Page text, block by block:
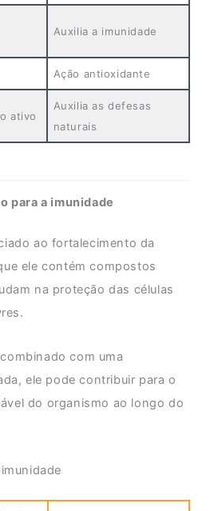
Auxilia a imunidade
Ação antioxidante
ativo
Auxilia as defesas
naturais
para a imunidade
ao fortalecimento da
ele contém compostos
na proteção das células
com uma
ele pode contribuir para o
do organismo ao longo do